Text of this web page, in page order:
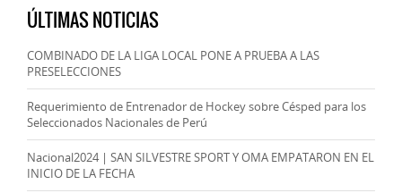
ÚLTIMAS NOTICIAS
COMBINADO DE LA LIGA LOCAL PONE A PRUEBA A LAS
PRESELECCIONES
Requerimiento de Entrenador de Hockey sobre Césped para los
Seleccionados Nacionales de Perú
Nacional2024 | SAN SILVESTRE SPORT Y OMA EMPATARON EN EL
INICIO DE LA FECHA